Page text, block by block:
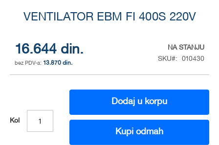
VENTILATOR EBM FI 400S 220V
16.644 din.
13.870 din.
NA STANJU
SKU
010430
Kol
Dodaj u korpu
Kupi odmah
to
of
the
images
gallery